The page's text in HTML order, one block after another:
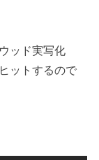
ッド実写化
ットするので